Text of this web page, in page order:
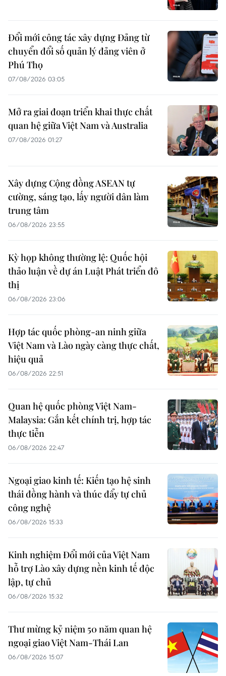
Đổi mới công tác xây dựng Đảng từ
chuyển đổi số quản lý đảng viên ở
Phú Thọ
07/08/2026 03:05
Mở ra giai đoạn triển khai thực chất
quan hệ giữa Việt Nam và Australia
07/08/2026 01:27
Xây dựng Cộng đồng ASEAN tự
cường, sáng tạo, lấy người dân làm
trung tâm
06/08/2026 23:55
Kỳ họp không thường lệ: Quốc hội
thảo luận về dự án Luật Phát triển đô
thị
06/08/2026 23:06
Hợp tác quốc phòng-an ninh giữa
Việt Nam và Lào ngày càng thực chất,
hiệu quả
06/08/2026 22:51
Quan hệ quốc phòng Việt Nam-
Malaysia: Gắn kết chính trị, hợp tác
thực tiễn
06/08/2026 22:47
Ngoại giao kinh tế: Kiến tạo hệ sinh
thái đồng hành và thúc đẩy tự chủ
công nghệ
06/08/2026 15:33
Kinh nghiệm Đổi mới của Việt Nam
hỗ trợ Lào xây dựng nền kinh tế độc
lập, tự chủ
06/08/2026 15:32
Thư mừng kỷ niệm 50 năm quan hệ
ngoại giao Việt Nam-Thái Lan
06/08/2026 15:07